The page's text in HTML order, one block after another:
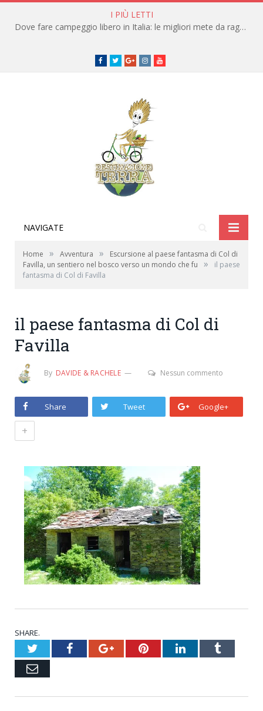
I PIÙ LETTI
Dove fare campeggio libero in Italia: le migliori mete da raggiungere in traghetto
Facebook
TwitterGoogle+instagramyoutube
NAVIGATE
Home » Avventura »
Escursione al paese fantasma di Col di
Favilla, un sentiero nel bosco verso un mondo che fu
»
il paese
fantasma di Col di Favilla
il paese fantasma di Col di
Favilla
By DAVIDE & RACHELE Nessun commento
Share Tweet Google+
+
SHARE.
TwitterFacebookGoogle+PinterestLinkedInTumblr
Email